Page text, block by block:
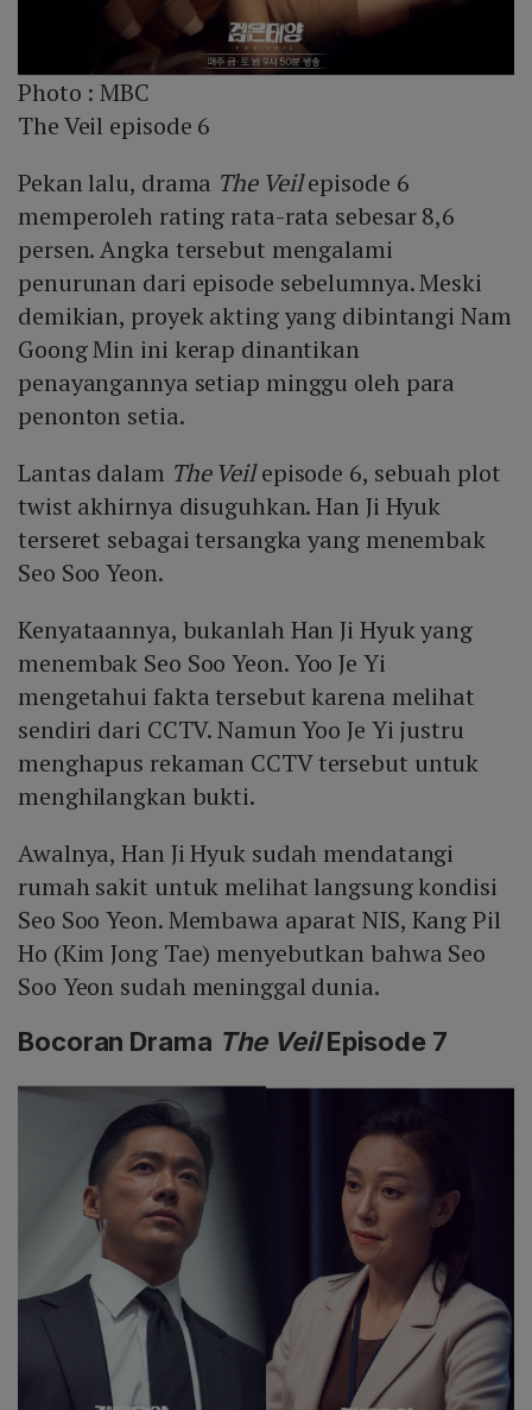
Photo :MBC
The Veil episode 6
Pekan lalu, drama The Veilepisode 6
memperoleh rating rata-rata sebesar 8,6
persen. Angka tersebut mengalami
penurunan dari episode sebelumnya. Meski
demikian, proyek akting yang dibintangi Nam
Goong Min ini kerap dinantikan
penayangannya setiap minggu oleh para
penonton setia.
Lantas dalam The Veilepisode 6, sebuah plot
twist akhirnya disuguhkan. Han Ji Hyuk
terseret sebagai tersangka yang menembak
Seo Soo Yeon.
Kenyataannya, bukanlah Han Ji Hyuk yang
menembak Seo Soo Yeon. Yoo Je Yi
mengetahui fakta tersebut karena melihat
sendiri dari CCTV. Namun Yoo Je Yi justru
menghapus rekaman CCTV tersebut untuk
menghilangkan bukti.
Awalnya, Han Ji Hyuk sudah mendatangi
rumah sakit untuk melihat langsung kondisi
Seo Soo Yeon. Membawa aparat NIS, Kang Pil
Ho (Kim Jong Tae) menyebutkan bahwa Seo
Soo Yeon sudah meninggal dunia.
Bocoran Drama The VeilEpisode 7